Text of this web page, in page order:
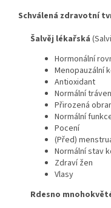
Schválená zdravotní
Šalvěj lékařská
Hormonální
Menopauzální
Antioxidant
Normální
Přirozená
Normální
Pocení
(Před)
Normální stav
Zdraví žen
Vlasy
Rdesno